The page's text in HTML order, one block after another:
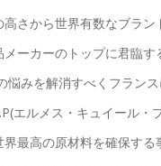
さから世界有数なブラン
ーカーのトップに君臨す
悩みを解消すべくフラン
エルメス・キュイール・
最高の原材料を確保する